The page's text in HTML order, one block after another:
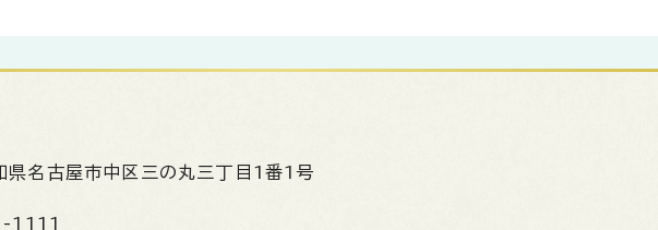
県名古屋市中区三の丸三丁目1番1号